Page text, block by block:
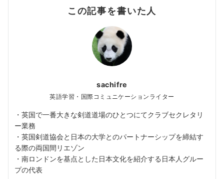
この記事を書いた人
sachifre
英語学習・国際コミュニケーションライター
・英国で一番大きな剣道道場のひとつにてクラブセクレタリ
ー業務
・英国剣道協会と日本の大学とのパートナーシップを締結す
る際の両国間リエゾン
・南ロンドンを基点とした日本文化を紹介する日本人グルー
プの代表